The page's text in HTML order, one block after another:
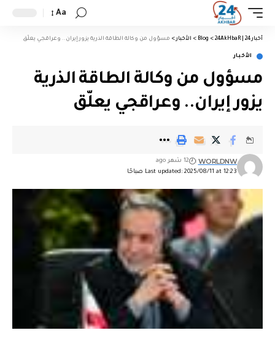
Aa
أخبار 24 | 24AkHbaR >
Blog
> الأخبار > مسؤول من وكالة الطاقة الذرية يزور إيران.. وعراقجي يعلّق
الأخبار
مسؤول من وكالة الطاقة الذرية
يزور إيران.. وعراقجي يعلّق
Last updated: 2025/08/11 at 12:23 صباحًا
WORLDNW 12 شهر ago